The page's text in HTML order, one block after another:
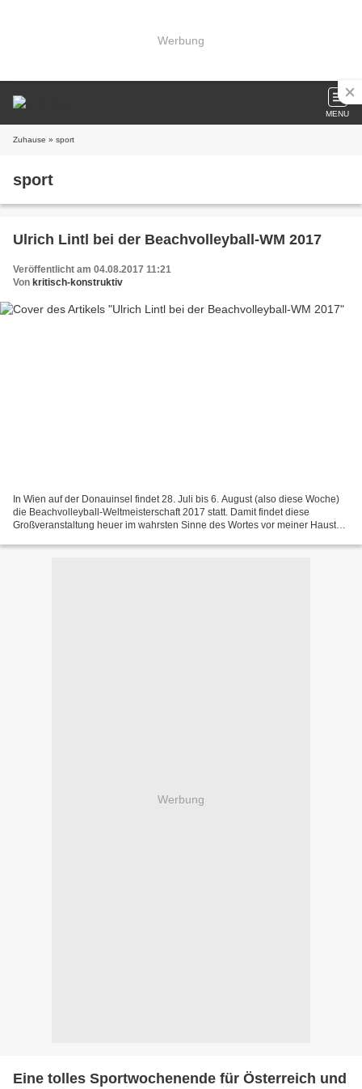
Werbung
MENU
Zuhause » sport
sport
Ulrich Lintl bei der Beachvolleyball-WM 2017
Veröffentlicht am 04.08.2017 11:21
Von kritisch-konstruktiv
In Wien auf der Donauinsel findet 28. Juli bis 6. August (also diese Woche)
die Beachvolleyball-Weltmeisterschaft 2017 statt. Damit findet diese
Großveranstaltung heuer im wahrsten Sinne des Wortes vor meiner Haustür
Werbung
Eine tolles Sportwochenende für Österreich und